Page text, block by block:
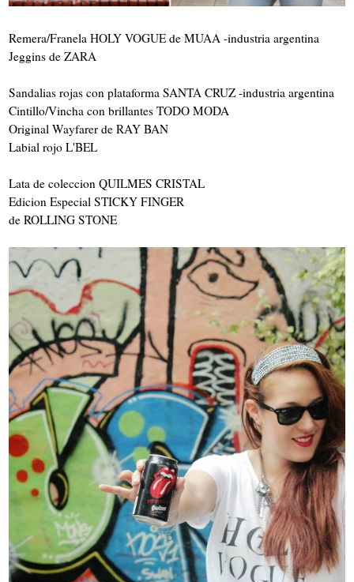
Remera/Franela HOLY VOGUE de MUAA -industria argentina
Jeggins de ZARA
Sandalias rojas con plataforma SANTA CRUZ -industria argentina
Cintillo/Vincha con brillantes TODO MODA
Original Wayfarer de RAY BAN
Labial rojo L'BEL
Lata de coleccion QUILMES CRISTAL
Edicion Especial STICKY FINGER
de ROLLING STONE